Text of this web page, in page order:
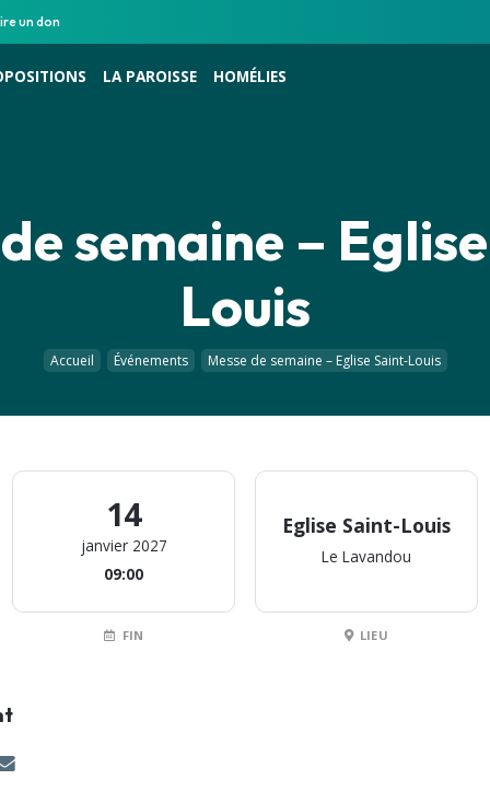
un don
LA PAROISSE HOMÉLIES
semaine –
Louis
Accueil Événements Messe de semaine – Eglise Saint-Louis
14
janvier 2027
09:00
FIN
Eglise Saint-Louis
Le Lavandou
LIEU